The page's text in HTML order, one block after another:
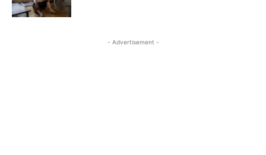
- Advertisement -